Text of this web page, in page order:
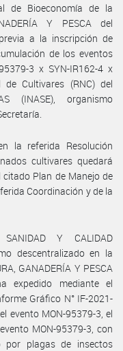
de Bioeconomía de la
Y PESCA del
a la inscripción de
de los eventos
3 x SYN-IR162-4 x
Cultivares (RNC) del
(INASE), organismo
la referida Resolución
cultivares quedará
Plan de Manejo de
Coordinación y de la
Y CALIDAD
descentralizado en la
GANADERÍA Y PESCA
expedido mediante el
Gráfico N° IF-2021-
evento MON-95379-3, el
MON-95379-3, con
por plagas de insectos